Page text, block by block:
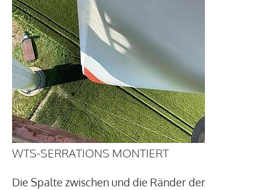
WTS-SERRATIONS MONTIERT
Die Spalte zwischen und die Ränder der